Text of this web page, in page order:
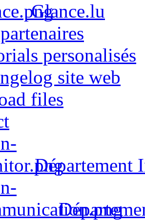
Glance.lu
personalisés
site web
files
Département